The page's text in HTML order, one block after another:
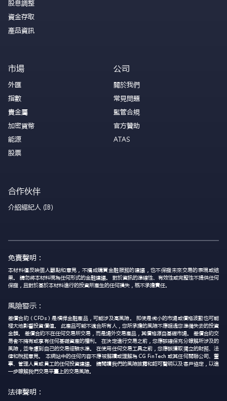
股息調整
資金存取
產品資訊
市場
外匯
指數
貴金屬
加密貨幣
能源
股票
公司
關於我們
常見問題
監管合規
官方贊助
ATAS
合作伙伴
介紹經紀人 (IB)
免責聲明：
本材料僅反映個人觀點和意見，不構成購買金融服務的建議，也不保證未來交易的表現或結
果。 請勿將本材料視為任何形式的金融建議。 對於資訊的準確性、有效性或完整性不提供任何
保證，且對於基於本材料進行的投資所產生的任何損失，概不承擔責任。
風險警示：
差價合約（CFDs）是槓桿金融產品，可能涉及高風險。 即使是微小的市場或價格波動也可能
極大地影響投資價值。 此產品可能不適合所有人，您所承擔的風險不應超過您準備失去的投資
金額。 差價合約不在任何交易所交易，而是場外交易產品，其價格源自基礎市場。 差價合約交
易者不擁有或享有任何基礎資產的權利。 在決定進行交易之前，您應該確保充分瞭解所涉及的
風險，並考慮到自己的交易經驗水準。 在使用任何交易工具之前，您應該獲取獨立的財務、法
律和稅務意見。 本網站中的任何內容不應被解讀或理解為 CG FinTech 或其任何關聯公司、董
事、管理人員或員工的任何投資建議。 請閱讀我們的風險披露和認可聲明以及客戶協定，以進
一步瞭解我們交易平臺上的交易風險。
法律聲明：